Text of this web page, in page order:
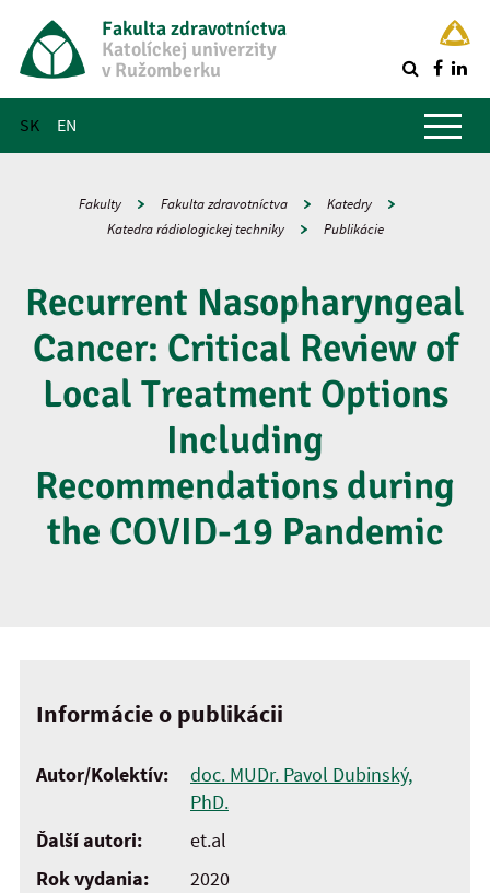
Fakulta zdravotníctva
Katolíckej univerzity
v Ružomberku
SK EN
Hlavné menu
Fakulty Fakulta zdravotníctva
Katedry
Katedra rádiologickej techniky
Publikácie
Recurrent Nasopharyngeal
Cancer: Critical Review of
Local Treatment Options
Including
Recommendations during
the COVID-19 Pandemic
Informácie o publikácii
Autor/Kolektív:
doc. MUDr. Pavol Dubinský,
PhD.
Ďalší autori:
et.al
Rok vydania:
2020